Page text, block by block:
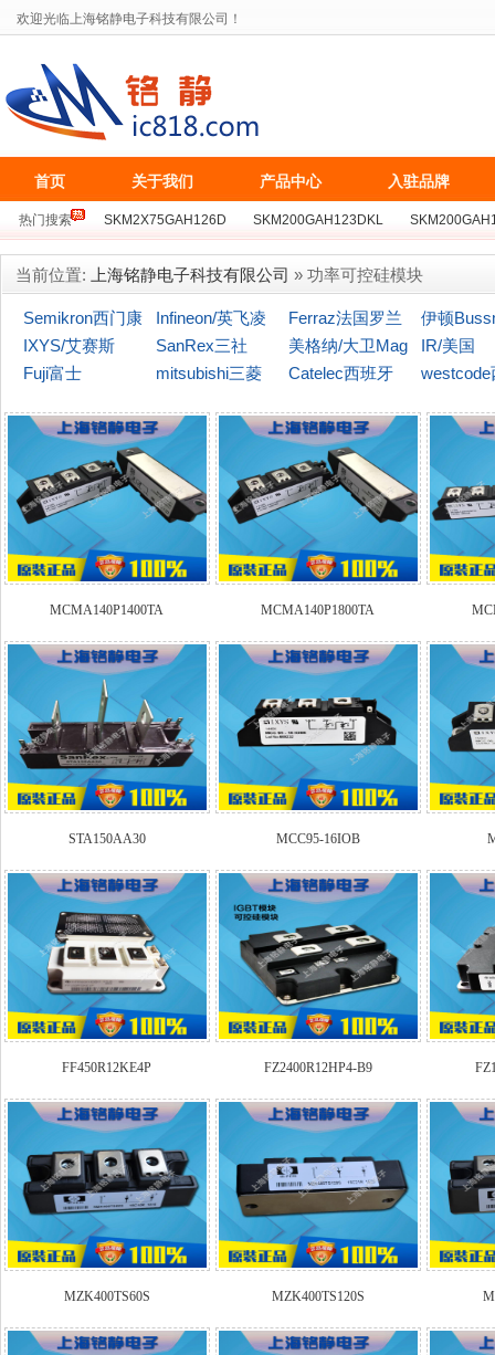
欢迎光临上海铭静电子科技有限公司！
首页 关于我们 产品中心 入驻品牌
热门搜索 SKM2X75GAH126D SKM200GAH123DKL
当前位置: 上海铭静电子科技有限公司 » 功率可控硅模块
Semikron西门康 Infineon/英飞凌 Ferraz法国罗兰
伊顿
(博仕曼)
IXYS/艾赛斯 SanRex三社
美格纳/大卫Mag
naChip
IR/美国
Fuji富士
mitsubishi三菱 Catelec西班牙 westcode
MCMA140P1400TA MCMA140P1800TA
STA150AA30 MCC95-16IOB
FF450R12KE4P FZ2400R12HP4-B9
MZK400TS60S MZK400TS120S